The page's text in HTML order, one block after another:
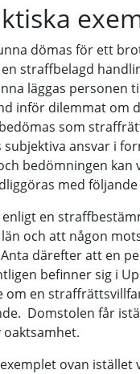
dömas för ett
straffbelagd
läggas personen
inför dilemmat om
som
ansvar i
bedömningen
med
enligt en
och att någon
därefter att en
befinner sig i
om en
Domstolen får
ovan istället